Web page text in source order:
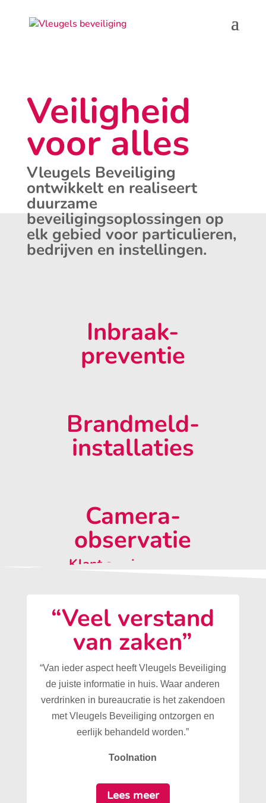
Veiligheid
voor alles
Vleugels Beveiliging
ontwikkelt en realiseert
duurzame
beveiligingsoplossingen op
elk gebied voor particulieren,
bedrijven en instellingen.
Inbraak-
preventie
Brandmeld-
installaties
Camera-
observatie
Klant aan het woord:
“Veel verstand
van zaken”
“Van ieder aspect heeft Vleugels Beveiliging
de juiste informatie in huis. Waar anderen
verdrinken in bureaucratie is het zakendoen
met Vleugels Beveiliging ontzorgen en
eerlijk behandeld worden.”
Toolnation
Lees meer